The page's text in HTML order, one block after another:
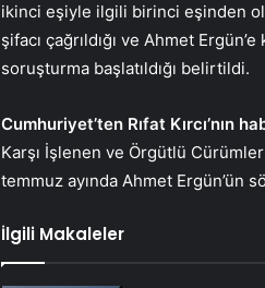
ikinci eşiyle ilgili birinci eşinden
şifacı çağrıldığı ve Ahmet
soruşturma başlatıldığı belirtildi.
Cumhuriyet’ten Rıfat Kırcı’nın
Karşı İşlenen ve Örgütlü
temmuz ayında Ahmet Ergün’ün
İlgili Makaleler